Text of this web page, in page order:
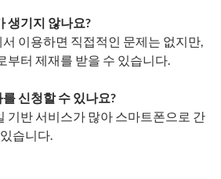
생기지 않나요?
이용하면 직접적인 문제는 없지만,
부터 제재를 받을 수 있습니다.
신청할 수 있나요?
기반 서비스가 많아 스마트폰으로 간
습니다.